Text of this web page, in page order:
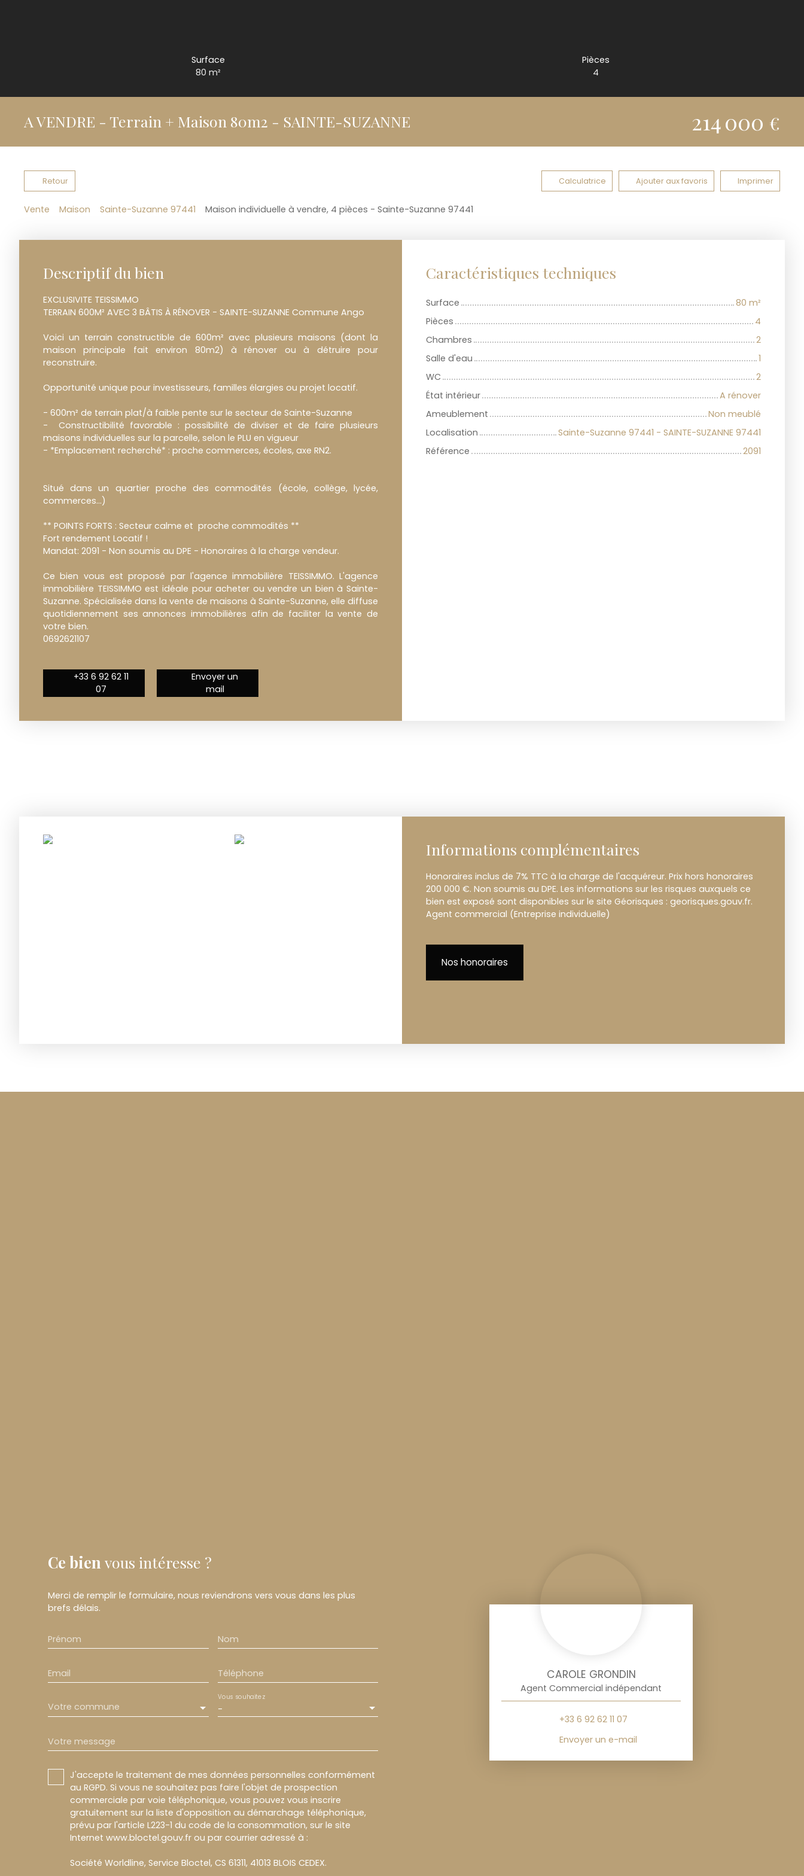
Surface
80m²
Pièces
4
A VENDRE - Terrain + Maison 80m2 - SAINTE-SUZANNE 214 000 €
Retour Calculatrice Ajouter aux favoris Imprimer
Vente Maison Sainte-Suzanne 97441 Maison individuelle à vendre, 4 pièces - Sainte-Suzanne 97441
Descriptif du bien
EXCLUSIVITE TEISSIMMO
TERRAIN 600M² AVEC 3 BÂTIS À RÉNOVER - SAINTE-SUZANNE Commune Ango
Voici un terrain constructible de 600m² avec plusieurs maisons (dont la
maison principale fait environ 80m2) à rénover ou à détruire pour
reconstruire.
Opportunité unique pour investisseurs, familles élargies ou projet locatif.
- 600m² de terrain plat/à faible pente sur le secteur de Sainte-Suzanne
- Constructibilité favorable : possibilité de diviser et de faire plusieurs
maisons individuelles sur la parcelle, selon le PLU en vigueur
- *Emplacement recherché* : proche commerces, écoles, axe RN2.
Situé dans un quartier proche des commodités (école, collège, lycée,
commerces...)
** POINTS FORTS : Secteur calme et proche commodités **
Fort rendement Locatif !
Mandat: 2091 - Non soumis au DPE - Honoraires à la charge vendeur.
Ce bien vous est proposé par l'agence immobilière TEISSIMMO. L'agence
immobilière TEISSIMMO est idéale pour acheter ou vendre un bien à Sainte-
Suzanne. Spécialisée dans la vente de maisons à Sainte-Suzanne, elle diffuse
quotidiennement ses annonces immobilières afin de faciliter la vente de
votre bien.
0692621107
+33 6 92 62 11
07
Envoyer un
mail
Caractéristiques techniques
Surface 80 m²
Pièces
4
Chambres
2
Salle d'eau
1
WC
2
État intérieur
A rénover
Ameublement
Non meublé
Localisation
Sainte-Suzanne 97441 - SAINTE-SUZANNE 97441
Référence
2091
Informations complémentaires
Honoraires inclus de 7% TTC à la charge de l'acquéreur. Prix hors honoraires
200 000 €. Non soumis au DPE. Les informations sur les risques auxquels ce
bien est exposé sont disponibles sur le site Géorisques : georisques.gouv.fr.
Agent commercial (Entreprise individuelle)
Nos honoraires
Ce bien vous intéresse ?
Merci de remplir le formulaire, nous reviendrons vers vous dans les plus
brefs délais.
Prénom Nom
Email Téléphone
Votre commune -
Vous souhaitez
Votre message
J'accepte le traitement de mes données personnelles conformément
au RGPD. Si vous ne souhaitez pas faire l'objet de prospection
commerciale par voie téléphonique, vous pouvez vous inscrire
gratuitement sur la liste d'opposition au démarchage téléphonique,
prévu par l'article L223-1 du code de la consommation, sur le site
Internet www.bloctel.gouv.fr ou par courrier adressé à :
Société Worldline, Service Bloctel, CS 61311, 41013 BLOIS CEDEX.
CAROLE GRONDIN
Agent Commercial indépendant
+33 6 92 62 11 07
Envoyer un e-mail